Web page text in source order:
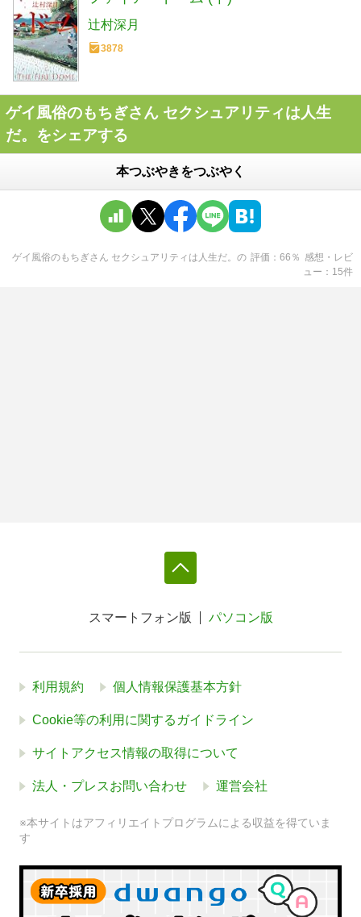
辻村深月
3878
ゲイ風俗のもちぎさん セクシュアリティは人生
だ。をシェアする
本つぶやきをつぶやく
ゲイ風俗のもちぎさん セクシュアリティは人生だ。 の 評価 66 ％ 感想・レビ
ュー
15件
スマートフォン版 パソコン版
利用規約 個人情報保護基本方針
Cookie等の利用に関するガイドライン
サイトアクセス情報の取得について
法人・プレスお問い合わせ 運営会社
※本サイトはアフィリエイトプログラムによる収益を得ていま
す